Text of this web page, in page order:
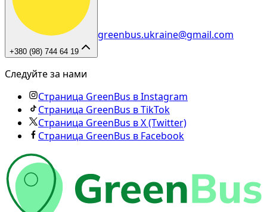
+380 (98) 744 64 19
greenbus.ukraine@gmail.com
Следуйте за нами
Страница GreenBus в Instagram
Страница GreenBus в TikTok
Страница GreenBus в X (Twitter)
Страница GreenBus в Facebook